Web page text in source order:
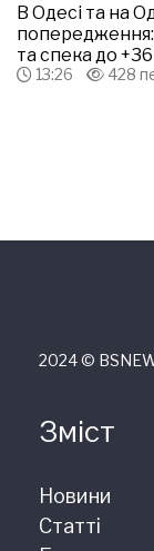
В Одесі та на
попередження:
та спека до
13:26 428
2024 ©
Зміст
Новини
Статті